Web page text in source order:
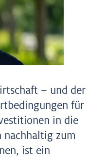
– und der
für
in die
nachhaltig zum
ist ein